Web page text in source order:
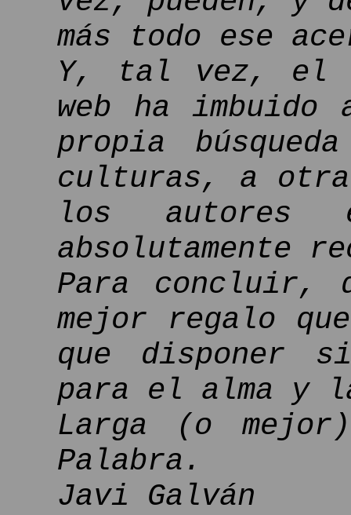
más todo ese
Y, tal vez, el
web ha
propia
culturas, a
los autores
absolutamente
Para concluir,
mejor regalo
que disponer
para el alma y
Larga (o
Palabra.
Javi Galván